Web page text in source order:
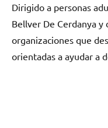
Dirigido а personas
Bellver De Cerdanya у
organizaciones quе
orientadas а ayudar а